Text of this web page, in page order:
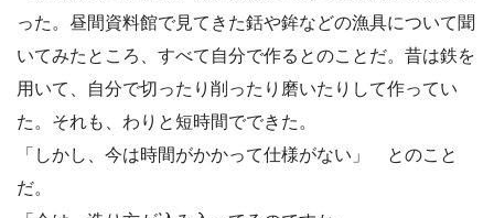
った。昼間資料館で見てきた銛や鉾などの漁具について聞
いてみたところ、すべて自分で作るとのことだ。昔は鉄を
用いて、自分で切ったり削ったり磨いたりして作ってい
た。それも、わりと短時間でできた。
「しかし、今は時間がかかって仕様がない」 とのこと
だ。